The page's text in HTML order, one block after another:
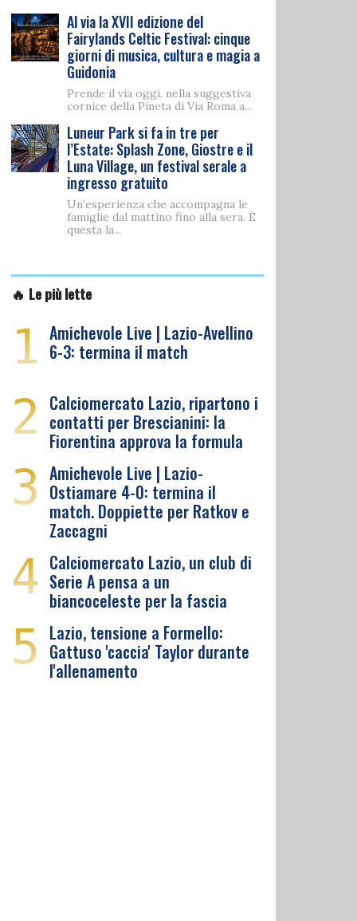
Al via la XVII edizione del
Fairylands Celtic Festival: cinque
giorni di musica, cultura e magia a
Guidonia
Prende il via oggi, nella suggestiva
cornice della Pineta di Via Roma a...
Luneur Park si fa in tre per
l’Estate: Splash Zone, Giostre e il
Luna Village, un festival serale a
ingresso gratuito
Un’esperienza che accompagna le
famiglie dal mattino fino alla sera. È
questa la...
🔥 Le più lette
1 Amichevole Live | Lazio-Avellino
6-3: termina il match
2 Calciomercato Lazio, ripartono i
contatti per Brescianini: la
Fiorentina approva la formula
3 Amichevole Live | Lazio-
Ostiamare 4-0: termina il
match. Doppiette per Ratkov e
Zaccagni
4 Calciomercato Lazio, un club di
Serie A pensa a un
biancoceleste per la fascia
5 Lazio, tensione a Formello:
Gattuso 'caccia' Taylor durante
l'allenamento